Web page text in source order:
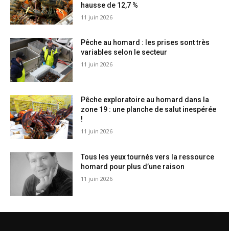
hausse de 12,7 %
11 juin 2026
Pêche au homard : les prises sont très
variables selon le secteur
11 juin 2026
Pêche exploratoire au homard dans la
zone 19 : une planche de salut inespérée
!
11 juin 2026
Tous les yeux tournés vers la ressource
homard pour plus d’une raison
11 juin 2026